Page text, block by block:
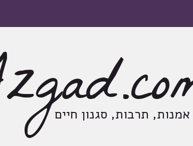
תרבות, סגנון חיים